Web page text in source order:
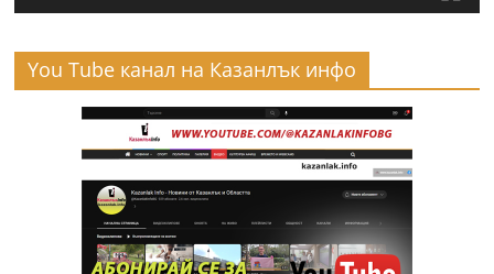
You Tube канал на Казанлък инфо